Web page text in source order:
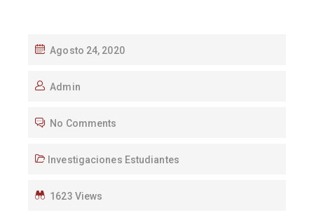
Agosto 24, 2020
Admin
No Comments
Investigaciones Estudiantes
1623 Views